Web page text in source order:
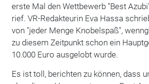
erste Mal den Wettbewerb "Best
rief. VR-Redakteurin Eva Hassa
von "jeder Menge Knobelspaß",
zu diesem Zeitpunkt schon ein
10.000 Euro ausgelobt wurde.
Es ist toll, berichten zu können, dass